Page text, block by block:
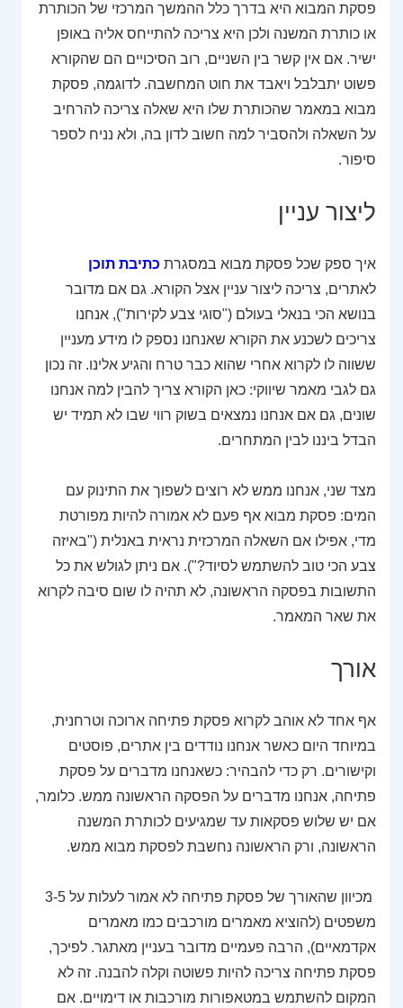
פסקת המבוא היא בדרך כלל ההמשך המרכזי של הכותרת
או כותרת המשנה ולכן היא צריכה להתייחס אליה באופן
ישיר. אם אין קשר בין השניים, רוב הסיכויים הם שהקורא
פשוט יתבלבל ויאבד את חוט המחשבה. לדוגמה, פסקת
מבוא במאמר שהכותרת שלו היא שאלה צריכה להרחיב
על השאלה ולהסביר למה חשוב לדון בה, ולא נניח לספר
סיפור.
ליצור עניין
איך ספק שכל פסקת מבוא במסגרת כתיבת תוכן
לאתרים, צריכה ליצור עניין אצל הקורא. גם אם מדובר
בנושא הכי בנאלי בעולם ("סוגי צבע לקירות"), אנחנו
צריכים לשכנע את הקורא שאנחנו נספק לו מידע מעניין
ששווה לו לקרוא אחרי שהוא כבר טרח והגיע אלינו. זה נכון
גם לגבי מאמר שיווקי: כאן הקורא צריך להבין למה אנחנו
שונים, גם אם אנחנו נמצאים בשוק רווי שבו לא תמיד יש
הבדל ביננו לבין המתחרים.
מצד שני, אנחנו ממש לא רוצים לשפוך את התינוק עם
המים: פסקת מבוא אף פעם לא אמורה להיות מפורטת
מדי, אפילו אם השאלה המרכזית נראית באנלית ("באיזה
צבע הכי טוב להשתמש לסיוד?"). אם ניתן לגולש את כל
התשובות בפסקה הראשונה, לא תהיה לו שום סיבה לקרוא
את שאר המאמר.
אורך
אף אחד לא אוהב לקרוא פסקת פתיחה ארוכה וטרחנית,
במיוחד היום כאשר אנחנו נודדים בין אתרים, פוסטים
וקישורים. רק כדי להבהיר: כשאנחנו מדברים על פסקת
פתיחה, אנחנו מדברים על הפסקה הראשונה ממש. כלומר,
אם יש שלוש פסקאות עד שמגיעים לכותרת המשנה
הראשונה, ורק הראשונה נחשבת לפסקת מבוא ממש.
מכיוון שהאורך של פסקת פתיחה לא אמור לעלות על 3-5
משפטים (להוציא מאמרים מורכבים כמו מאמרים
אקדמאיים), הרבה פעמיים מדובר בעניין מאתגר. לפיכך,
פסקת פתיחה צריכה להיות פשוטה וקלה להבנה. זה לא
המקום להשתמש במטאפורות מורכבות או דימויים. אם